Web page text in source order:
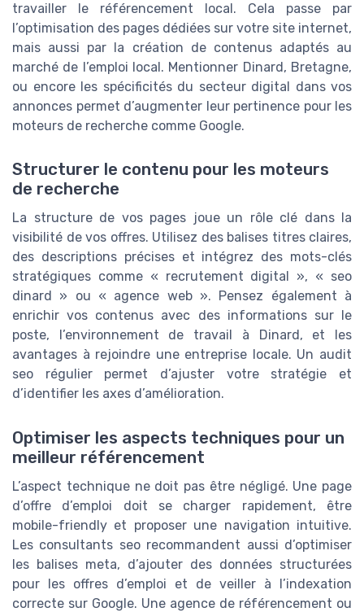
travailler le référencement local. Cela passe par
l’optimisation des pages dédiées sur votre site internet,
mais aussi par la création de contenus adaptés au
marché de l’emploi local. Mentionner Dinard, Bretagne,
ou encore les spécificités du secteur digital dans vos
annonces permet d’augmenter leur pertinence pour les
moteurs de recherche comme Google.
Structurer le contenu pour les moteurs
de recherche
La structure de vos pages joue un rôle clé dans la
visibilité de vos offres. Utilisez des balises titres claires,
des descriptions précises et intégrez des mots-clés
stratégiques comme « recrutement digital », « seo
dinard » ou « agence web ». Pensez également à
enrichir vos contenus avec des informations sur le
poste, l’environnement de travail à Dinard, et les
avantages à rejoindre une entreprise locale. Un audit
seo régulier permet d’ajuster votre stratégie et
d’identifier les axes d’amélioration.
Optimiser les aspects techniques pour un
meilleur référencement
L’aspect technique ne doit pas être négligé. Une page
d’offre d’emploi doit se charger rapidement, être
mobile-friendly et proposer une navigation intuitive.
Les consultants seo recommandent aussi d’optimiser
les balises meta, d’ajouter des données structurées
pour les offres d’emploi et de veiller à l’indexation
correcte sur Google. Une agence de référencement ou